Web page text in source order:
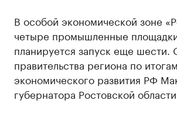
В особой экономической зоне
четыре промышленные
планируется запуск еще
правительства региона по
экономического развития РФ
губернатора Ростовской